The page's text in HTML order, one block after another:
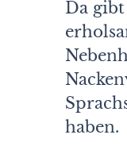
Da
haben.